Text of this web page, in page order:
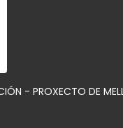
- PROXECTO DE